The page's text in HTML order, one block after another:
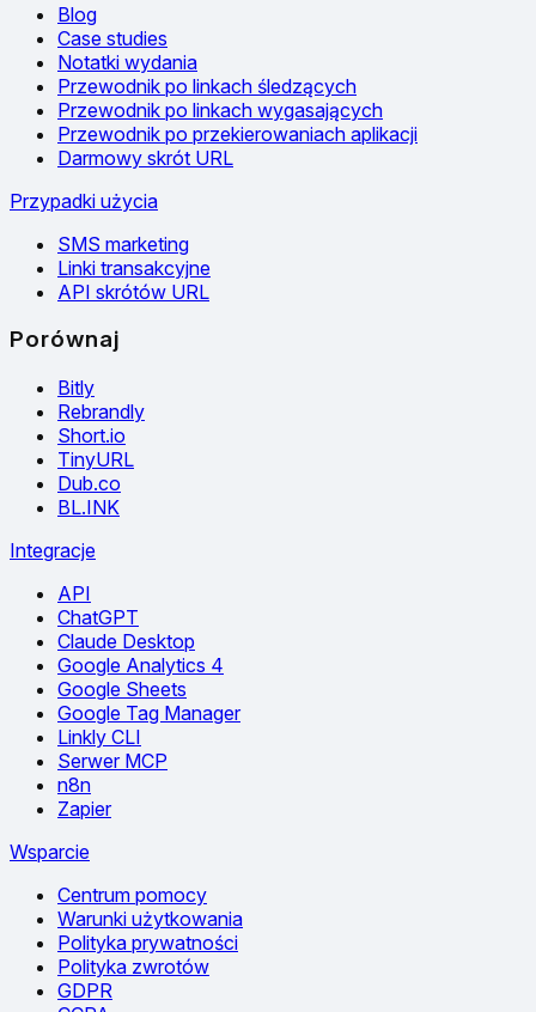
Blog
Case studies
Notatki wydania
Przewodnik po linkach śledzących
Przewodnik po linkach wygasających
Przewodnik po przekierowaniach aplikacji
Darmowy skrót URL
Przypadki użycia
SMS marketing
Linki transakcyjne
API skrótów URL
Porównaj
Bitly
Rebrandly
Short.io
TinyURL
Dub.co
BL.INK
Integracje
API
ChatGPT
Claude Desktop
Google Analytics 4
Google Sheets
Google Tag Manager
Linkly CLI
Serwer MCP
n8n
Zapier
Wsparcie
Centrum pomocy
Warunki użytkowania
Polityka prywatności
Polityka zwrotów
GDPR